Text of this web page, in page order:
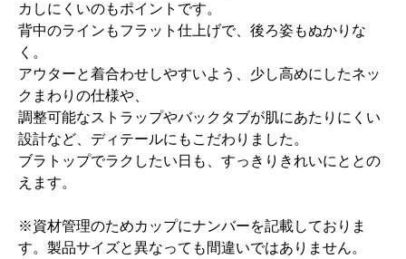
カしにくいのもポイントです。
背中のラインもフラット仕上げで、後ろ姿もぬかりな
く。
アウターと着合わせしやすいよう、少し高めにしたネッ
クまわりの仕様や、
調整可能なストラップやバックタブが肌にあたりにくい
設計など、ディテールにもこだわりました。
ブラトップでラクしたい日も、すっきりきれいにととの
えます。
※資材管理のためカップにナンバーを記載しておりま
す。製品サイズと異なっても間違いではありません。